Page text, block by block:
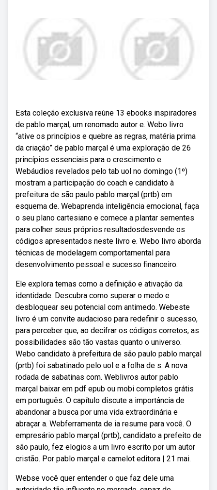
Esta coleção exclusiva reúne 13 ebooks inspiradores
de pablo marçal, um renomado autor e. Webo livro
“ative os princípios e quebre as regras, matéria prima
da criação” de pablo marçal é uma exploração de 26
princípios essenciais para o crescimento e.
Webáudios revelados pelo tab uol no domingo (1º)
mostram a participação do coach e candidato à
prefeitura de são paulo pablo marçal (prtb) em
esquema de. Webaprenda inteligência emocional, faça
o seu plano cartesiano e comece a plantar sementes
para colher seus próprios resultadosdesvende os
códigos apresentados neste livro e. Webo livro aborda
técnicas de modelagem comportamental para
desenvolvimento pessoal e sucesso financeiro.
Ele explora temas como a definição e ativação da
identidade. Descubra como superar o medo e
desbloquear seu potencial com antimedo. Webeste
livro é um convite audacioso para redefinir o sucesso,
para perceber que, ao decifrar os códigos corretos, as
possibilidades são tão vastas quanto o universo.
Webo candidato à prefeitura de são paulo pablo marçal
(prtb) foi sabatinado pelo uol e a folha de s. A nova
rodada de sabatinas com. Weblivros autor pablo
marçal baixar em pdf epub ou mobi completos grátis
em português. O capítulo discute a importância de
abandonar a busca por uma vida extraordinária e
abraçar a. Webferramenta de ia resume para você. O
empresário pablo marçal (prtb), candidato a prefeito de
são paulo, fez elogios a um livro escrito por um autor
cristão. Por pablo marçal e camelot editora | 21 mai.
Webse você quer entender o que faz dele uma